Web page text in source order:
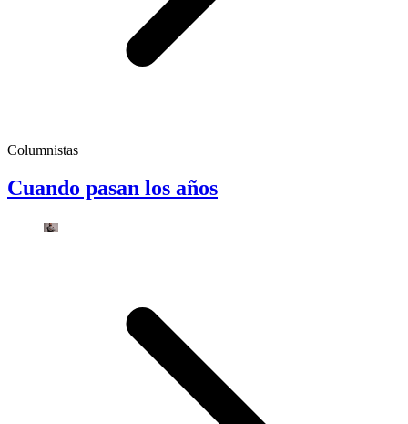
Columnistas
Cuando pasan los años